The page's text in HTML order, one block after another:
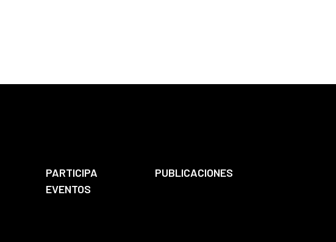
PARTICIPA
PUBLICACIONES
EVENTOS